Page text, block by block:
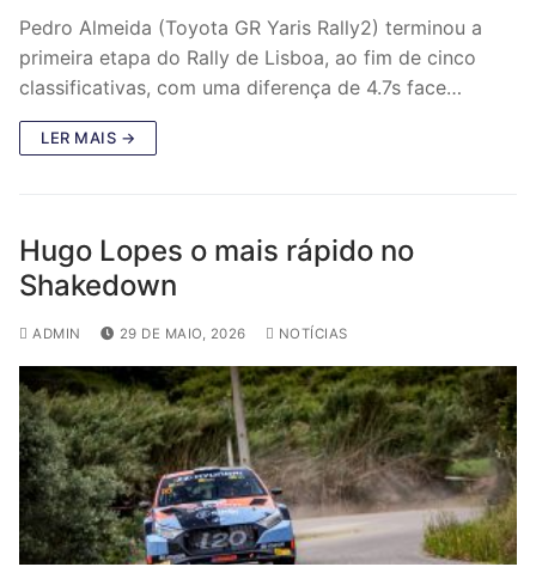
Pedro Almeida (Toyota GR Yaris Rally2) terminou a
primeira etapa do Rally de Lisboa, ao fim de cinco
classificativas, com uma diferença de 4.7s face…
LER MAIS →
Hugo Lopes o mais rápido no
Shakedown
ADMIN 29 DE MAIO, 2026 NOTÍCIAS